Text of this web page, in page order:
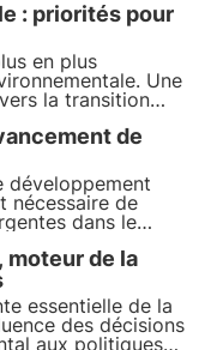
: priorités pour
en plus
Une
la transition
une
pour
de
nécessaire de
dans le
2023, la
finance durable
discutée.
moteur de la
essentielle de la
des décisions
aux politiques